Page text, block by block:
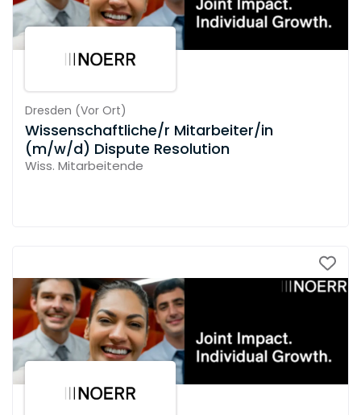
Dresden (Vor Ort)
Wissenschaftliche/r Mitarbeiter/in
(m/w/d) Dispute Resolution
Wiss. Mitarbeitende